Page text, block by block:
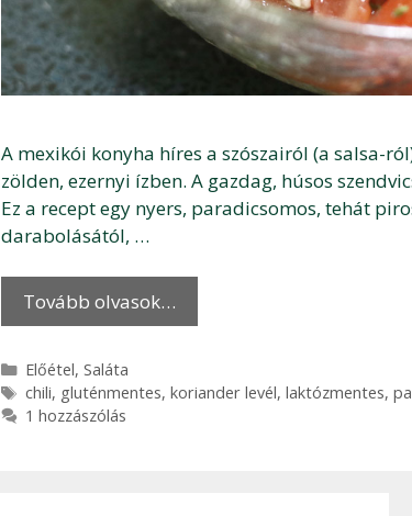
A mexikói konyha híres a szószairól (a salsa-
zölden, ezernyi ízben. A gazdag, húsos
Ez a recept egy nyers, paradicsomos, tehát
darabolásától, …
Tovább olvasok…
Kategória
Előétel, Saláta
Címkék
chili, gluténmentes, koriander levél, laktózmentes,
1 hozzászólás